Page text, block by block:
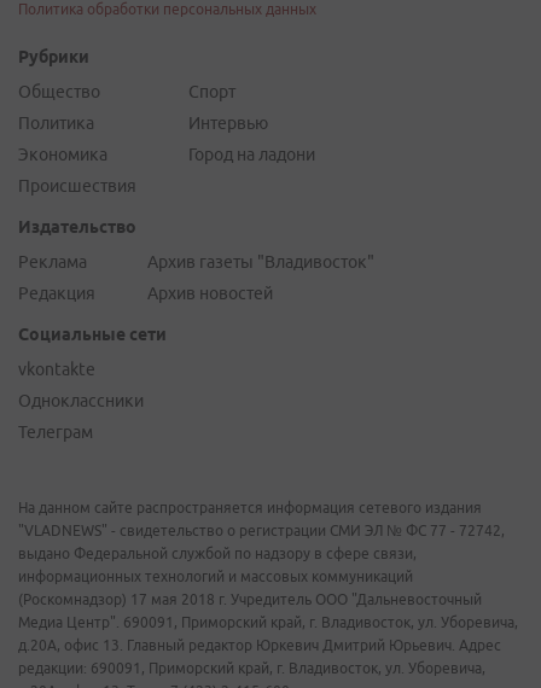
Политика обработки персональных данных
Рубрики
Общество
Политика
Экономика
Происшествия
Спорт
Интервью
Город на ладони
Издательство
Реклама
Редакция
Архив газеты "Владивосток"
Архив новостей
Социальные сети
vkontakte
Одноклассники
Телеграм
На данном сайте распространяется информация сетевого издания
"VLADNEWS" - свидетельство о регистрации СМИ ЭЛ № ФС 77 - 72742,
выдано Федеральной службой по надзору в сфере связи,
информационных технологий и массовых коммуникаций
(Роскомнадзор) 17 мая 2018 г. Учредитель ООО "Дальневосточный
Медиа Центр". 690091, Приморский край, г. Владивосток, ул. Уборевича,
д.20А, офис 13. Главный редактор Юркевич Дмитрий Юрьевич. Адрес
редакции: 690091, Приморский край, г. Владивосток, ул. Уборевича,